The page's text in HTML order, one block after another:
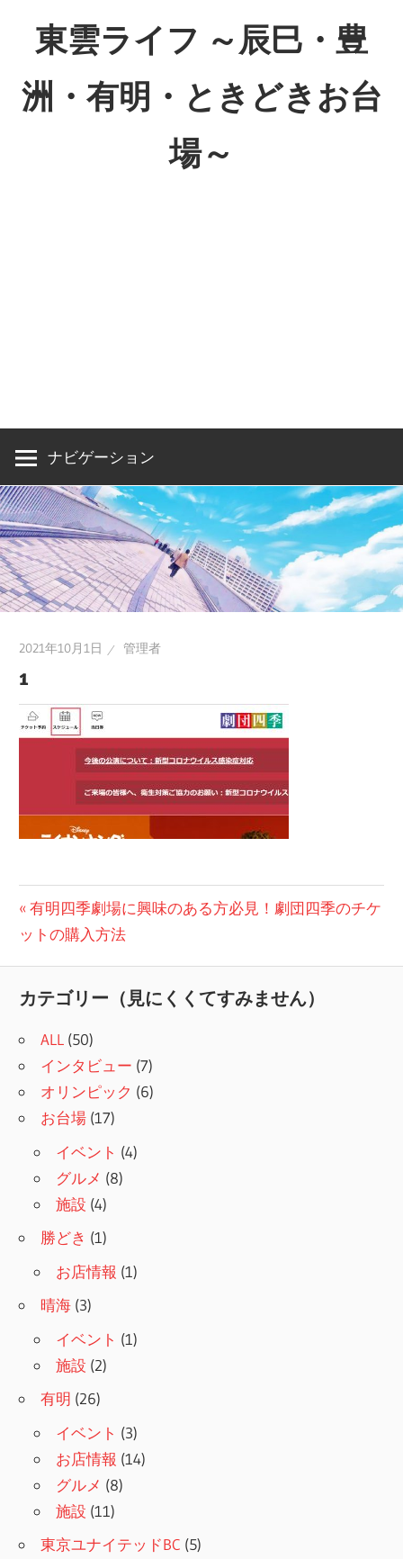
東雲ライフ ～辰巳・豊
洲・有明・ときどきお台
場～
洲・
有
と
き
ど
き
お
～
ナビゲーション
2021年10月1日 管理者
1
投
稿
ビ
ゲ
ー
シ
ョ
ン
前
の
有明四季劇場に興味のある方必見！劇団四季のチケ
ットの購入方法
カテゴリー（見にくくてすみません）
ALL (50)
インタビュー (7)
オリンピック (6)
お台場 (17)
イベント (4)
グルメ (8)
施設 (4)
勝どき (1)
お店情報 (1)
晴海 (3)
イベント (1)
施設 (2)
有明 (26)
イベント (3)
お店情報 (14)
グルメ (8)
施設 (11)
東京ユナイテッドBC (5)